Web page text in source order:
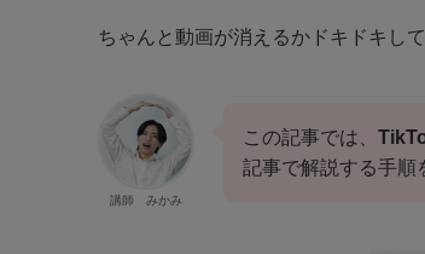
ちゃんと動画が消えるかドキドキし
講師 みかみ
この記事では、
記事で解説する手順